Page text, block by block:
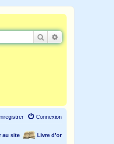
Rechercher
Connexion
Livre d'or
au site